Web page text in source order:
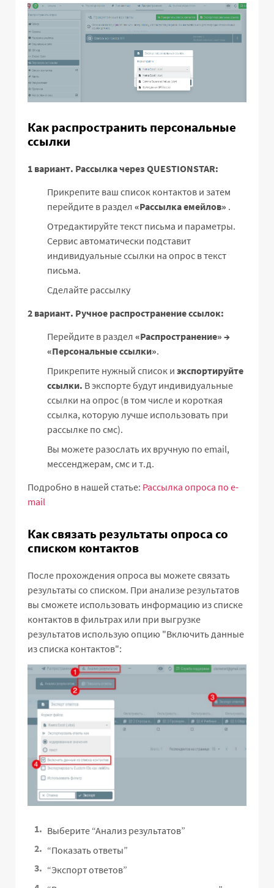
Как распространить персональные
ссылки
1 вариант. Рассылка через QUESTIONSTAR:
Прикрепите ваш список контактов и затем
перейдите в раздел «Рассылка емейлов» .
Отредактируйте текст письма и параметры.
Сервис автоматически подставит
индивидуальные ссылки на опрос в текст
письма.
Сделайте рассылку
2 вариант. Ручное распространение ссылок:
Перейдите в раздел «Распространение» →
«Персональные ссылки».
Прикрепите нужный список и экспортируйте
ссылки. В экспорте будут индивидуальные
ссылки на опрос (в том числе и короткая
ссылка, которую лучше использовать при
рассылке по смс).
Вы можете разослать их вручную по email,
мессенджерам, смс и т.д.
Подробно в нашей статье: Рассылка опроса по e-
mail
Как связать результаты опроса со
списком контактов
После прохождения опроса вы можете связать
результаты со списком. При анализе результатов
вы сможете использовать информацию из списке
контактов в фильтрах или при выгрузке
результатов использую опцию "Включить данные
из списка контактов":
Выберите “Анализ результатов”
“Показать ответы”
“Экспорт ответов”